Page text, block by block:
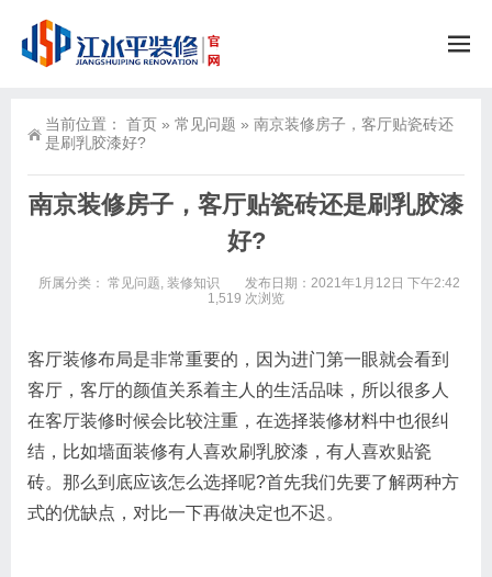
当前位置： 首页 » 常见问题 » 南京装修房子，客厅贴瓷砖还
是刷乳胶漆好?
南京装修房子，客厅贴瓷砖还是刷乳胶漆
好?
所属分类： 常见问题, 装修知识
发布日期：2021年1月12日 下午2:42
1,519 次浏览
客厅装修布局是非常重要的，因为进门第一眼就会看到
客厅，客厅的颜值关系着主人的生活品味，所以很多人
在客厅装修时候会比较注重，在选择装修材料中也很纠
结，比如墙面装修有人喜欢刷乳胶漆，有人喜欢贴瓷
砖。那么到底应该怎么选择呢?首先我们先要了解两种方
式的优缺点，对比一下再做决定也不迟。